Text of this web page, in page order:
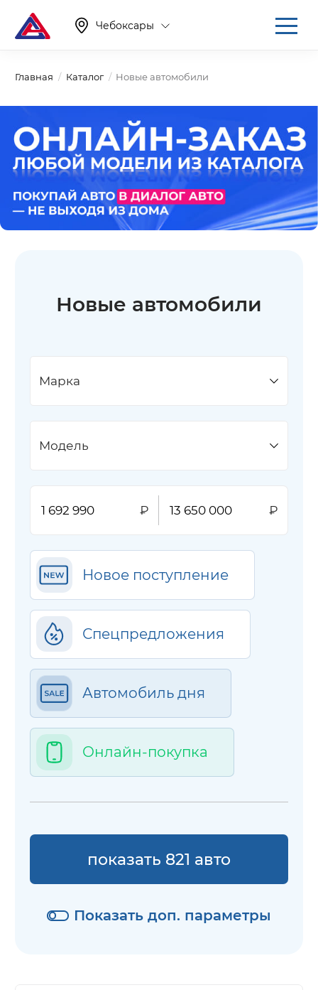
Чебоксары
Главная Каталог Новые автомобили
Новые автомобили
Марка
Модель
Новое поступление
Спецпредложения
Автомобиль дня
Онлайн-покупка
Показать доп. параметры
показать 821 авто